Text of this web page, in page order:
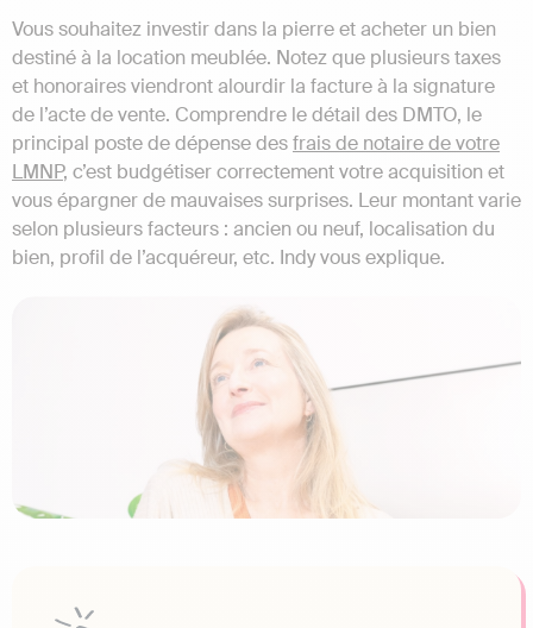
Vous souhaitez investir dans la pierre et acheter un bien
destiné à la location meublée. Notez que plusieurs taxes
et honoraires viendront alourdir la facture à la signature
de l’acte de vente. Comprendre le détail des DMTO, le
principal poste de dépense desfrais de notaire de votre
LMNP, c’est budgétiser correctement votre acquisition et
vous épargner de mauvaises surprises. Leur montant varie
selon plusieurs facteurs : ancien ou neuf, localisation du
bien, profil de l’acquéreur, etc. Indy vous explique.